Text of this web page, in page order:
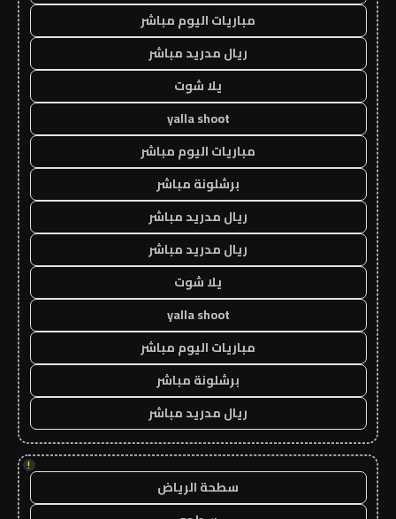
مباريات اليوم مباشر
ريال مدريد مباشر
يلا شوت
yalla shoot
مباريات اليوم مباشر
برشلونة مباشر
ريال مدريد مباشر
ريال مدريد مباشر
يلا شوت
yalla shoot
مباريات اليوم مباشر
برشلونة مباشر
ريال مدريد مباشر
!
سطحة الرياض